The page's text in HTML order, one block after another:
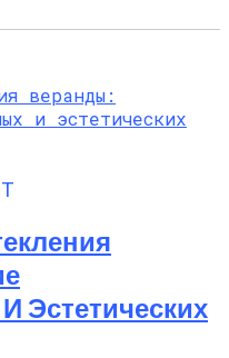
Эстетических